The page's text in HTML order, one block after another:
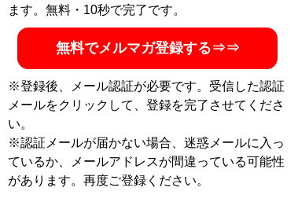
ます。無料・10秒で完了です。
無料でメルマガ登録する⇒⇒
※登録後、メール認証が必要です。受信した認証
メールをクリックして、登録を完了させてくださ
い。
※認証メールが届かない場合、迷惑メールに入っ
ているか、メールアドレスが間違っている可能性
があります。再度ご登録ください。